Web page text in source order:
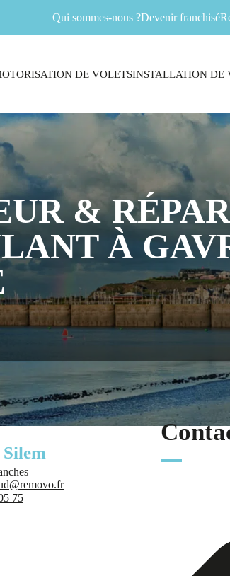
Qui sommes-nous ?Devenir franchisé
DE VOLETSINSTALLATION DE
&
À
75